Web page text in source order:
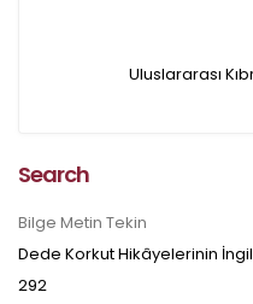
APC bilgi mesajı
Uluslararası
Search
Bilge Metin Tekin
Dede Korkut Hikâyelerinin
292